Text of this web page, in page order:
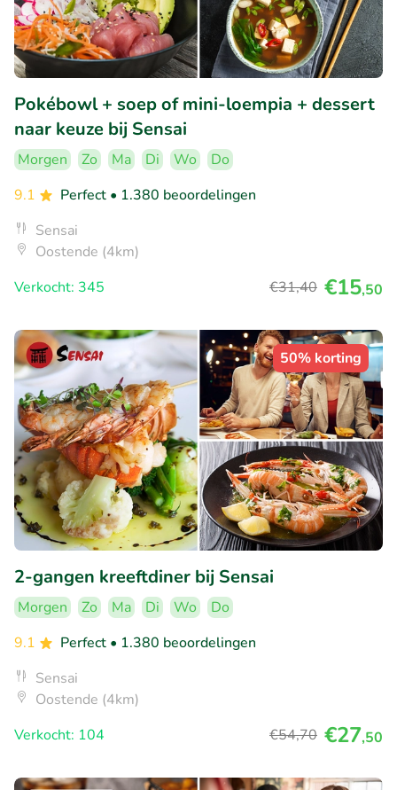
Pokébowl + soep of mini-loempia + dessert
naar keuze bij Sensai
Morgen Zo Ma Di Wo
Do
9.1
Perfect • 1.380 beoordelingen
Sensai
Oostende (4km)
Verkocht: 345
€31,40 €15,50
50% korting
2-gangen kreeftdiner bij Sensai
Morgen Zo Ma Di Wo
Do
9.1
Perfect • 1.380 beoordelingen
Sensai
Oostende (4km)
Verkocht: 104
€54,70 €27,50